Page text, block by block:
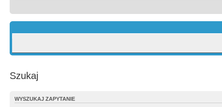
Szukaj
WYSZUKAJ ZAPYTANIE